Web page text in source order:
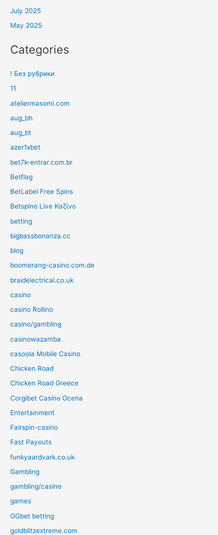
July 2025
May 2025
Categories
! Без рубрики
11
ateliermasomi.com
aug_bh
aug_bt
azer1xbet
bet7k-entrar.com.br
Betflag
BetLabel Free Spins
Betspino Live Καζίνο
betting
bigbassbonanza.cc
blog
boomerang-casino.com.de
braidelectrical.co.uk
casino
casino Rollino
casino/gambling
casinowazamba
casoola Mobile Casino
Chicken Road
Chicken Road Greece
Corgibet Casino Ocena
Entertainment
Fairspin-casino
Fast Payouts
funkyaardvark.co.uk
Gambling
gambling/casino
games
GGbet betting
goldblitzextreme.com